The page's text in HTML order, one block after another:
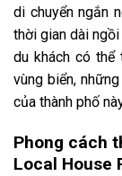
di chuyển ngắn
thời gian dài
du khách có thể
vùng biển,
của thành phố
Phong cách
Local House